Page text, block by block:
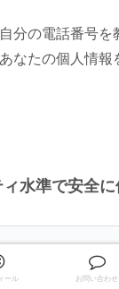
分の電話番号を
なたの個人情報
水準で安全に
ない
ル
ール お問い合わせ